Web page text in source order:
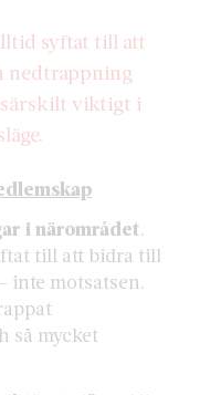
syftat till att
nedtrappning
särskilt viktigt i
i närområdet.
till att bidra till
inte motsatsen.
så mycket